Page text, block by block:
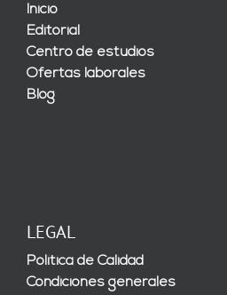
Inicio
Editorial
Centro de estudios
Ofertas laborales
Blog
LEGAL
Política de Calidad
Condiciones generales